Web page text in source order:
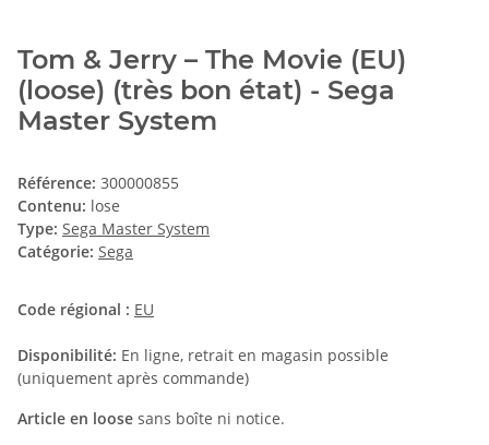
Tom & Jerry – The Movie (EU)
(loose) (très bon état) - Sega
Master System
Référence: 300000855
Contenu: lose
Type: Sega Master System
Catégorie: Sega
Code régional : EU
Disponibilité: En ligne, retrait en magasin possible
(uniquement après commande)
Article en loose sans boîte ni notice.